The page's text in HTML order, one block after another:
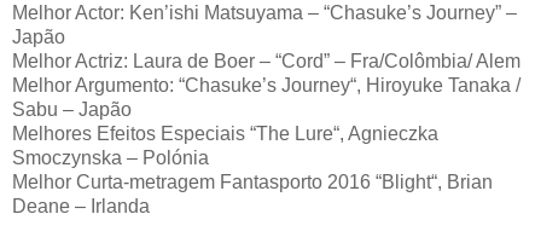
Melhor Actor: Ken’ishi Matsuyama – “Chasuke’s Journey” –
Japão
Melhor Actriz: Laura de Boer – “Cord” – Fra/Colômbia/ Alem
Melhor Argumento: “Chasuke’s Journey“, Hiroyuke Tanaka /
Sabu – Japão
Melhores Efeitos Especiais “The Lure“, Agnieczka
Smoczynska – Polónia
Melhor Curta-metragem Fantasporto 2016 “Blight“, Brian
Deane – Irlanda